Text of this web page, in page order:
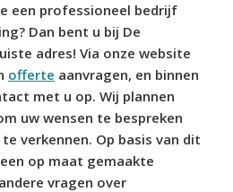
een professioneel bedrijf
Dan bent u bij De
adres! Via onze website
offerte aanvragen, en binnen
met u op. Wij plannen
uw wensen te bespreken
verkennen. Op basis van dit
op maat gemaakte
vragen over